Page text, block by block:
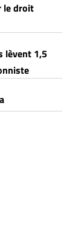
le droit
lèvent 1,5